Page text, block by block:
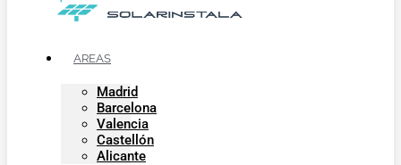
AREAS
Madrid
Barcelona
Valencia
Castellón
Alicante